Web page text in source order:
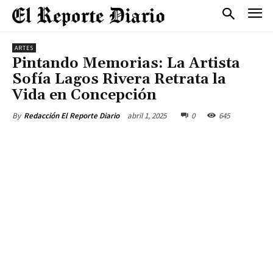
ARTES
Pintando Memorias: La Artista
Sofía Lagos Rivera Retrata la
Vida en Concepción
By Redacción El Reporte Diario abril 1, 2025 0 645